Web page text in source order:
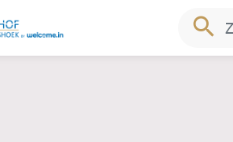
search